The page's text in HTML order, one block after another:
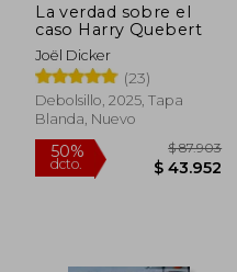
55%
dcto. $ 43.353
La verdad sobre el
caso Harry Quebert
Joël Dicker
(23)
Debolsillo, 2025, Tapa
Blanda, Nuevo